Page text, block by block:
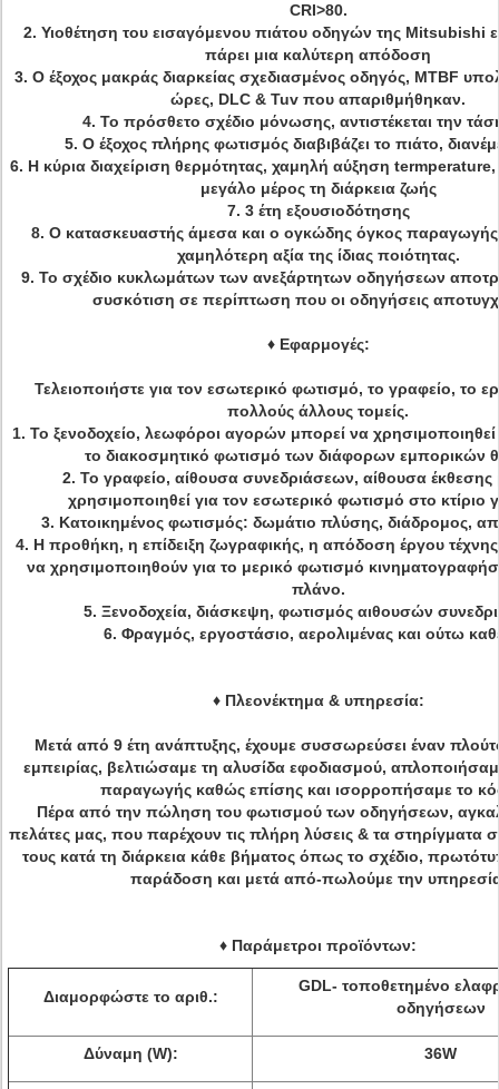
CRI>80.
2. Υιοθέτηση του εισαγόμενου πιάτου οδηγών της Mitsubishi
πάρει μια καλύτερη απόδοση
3. Ο έξοχος μακράς διαρκείας σχεδιασμένος οδηγός, MTBF
ώρες, DLC & Tuv που απαριθμήθηκαν.
4. Το πρόσθετο σχέδιο μόνωσης, αντιστέκεται την
5. Ο έξοχος πλήρης φωτισμός διαβιβάζει το πιάτο,
6. Η κύρια διαχείριση θερμότητας, χαμηλή αύξηση termperature,
μεγάλο μέρος τη διάρκεια ζωής
7. 3 έτη εξουσιοδότησης
8. Ο κατασκευαστής άμεσα και ο ογκώδης όγκος
χαμηλότερη αξία της ίδιας ποιότητας.
9. Το σχέδιο κυκλωμάτων των ανεξάρτητων οδηγήσεων
συσκότιση σε περίπτωση που οι οδηγήσεις
♦ Εφαρμογές:
Τελειοποιήστε για τον εσωτερικό φωτισμό, το γραφείο, το
πολλούς άλλους τομείς.
1. Το ξενοδοχείο, λεωφόροι αγορών μπορεί να
το διακοσμητικό φωτισμό των διάφορων εμπορικών
2. Το γραφείο, αίθουσα συνεδριάσεων, αίθουσα έκθεσης
χρησιμοποιηθεί για τον εσωτερικό φωτισμό στο κτίριο
3. Κατοικημένος φωτισμός: δωμάτιο πλύσης, διάδρομος,
4. Η προθήκη, η επίδειξη ζωγραφικής, η απόδοση έργου
να χρησιμοποιηθούν για το μερικό φωτισμό
πλάνο.
5. Ξενοδοχεία, διάσκεψη, φωτισμός αιθουσών
6. Φραγμός, εργοστάσιο, αερολιμένας και ούτω
♦ Πλεονέκτημα & υπηρεσία:
Μετά από 9 έτη ανάπτυξης, έχουμε συσσωρεύσει έναν
εμπειρίας, βελτιώσαμε τη αλυσίδα εφοδιασμού,
παραγωγής καθώς επίσης και ισορροπήσαμε το
Πέρα από την πώληση του φωτισμού των οδηγήσεων,
πελάτες μας, που παρέχουν τις πλήρη λύσεις & τα στηρίγματα
τους κατά τη διάρκεια κάθε βήματος όπως το σχέδιο,
παράδοση και μετά από-πωλούμε την
♦ Παράμετροι προϊόντων:
Διαμορφώστε το αριθ.:
GDL- τοποθετημένο
οδηγήσεων
Δύναμη (W): 36W